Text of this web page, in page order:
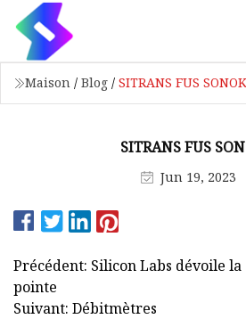
Maison / Blog / SITRANS FUS
SITRANS FUS
Jun 19, 2023
Précédent: Silicon Labs dévoile
pointe
Suivant: Débitmètres